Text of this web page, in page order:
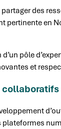
des
pertinente en
pôle
et
collaboratifs